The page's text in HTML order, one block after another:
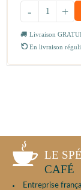
+
-
Livraison
En livraison
LE
CAFÉ
Entreprise